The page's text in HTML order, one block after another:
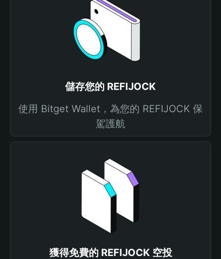
儲存您的 REFIJOCK
使用 Bitget Wallet，為您的 REFIJOCK 保
駕護航
獲得免費的 REFIJOCK 空投